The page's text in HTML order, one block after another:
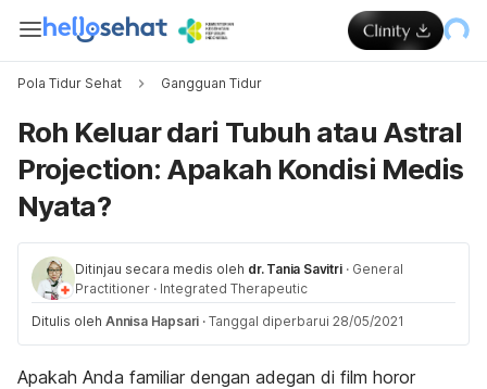
Pola Tidur Sehat Gangguan Tidur
Roh Keluar dari Tubuh atau Astral
Projection: Apakah Kondisi Medis
Nyata?
Ditinjau secara medis oleh dr. Tania Savitri · General
Practitioner · Integrated Therapeutic
Ditulis oleh Annisa Hapsari · Tanggal diperbarui 28/05/2021
Apakah Anda familiar dengan adegan di film horor